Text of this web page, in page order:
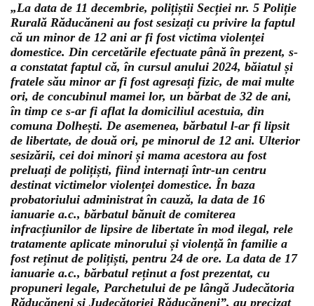
„La data de 11 decembrie, polițiștii Secției nr. 5 Poliție
Rurală Răducăneni au fost sesizați cu privire la faptul
că un minor de 12 ani ar fi fost victima violenței
domestice. Din cercetările efectuate până în prezent, s-
a constatat faptul că, în cursul anului 2024, băiatul și
fratele său minor ar fi fost agresați fizic, de mai multe
ori, de concubinul mamei lor, un bărbat de 32 de ani,
în timp ce s-ar fi aflat la domiciliul acestuia, din
comuna Dolhești. De asemenea, bărbatul l-ar fi lipsit
de libertate, de două ori, pe minorul de 12 ani. Ulterior
sesizării, cei doi minori și mama acestora au fost
preluați de polițiști, fiind internați într-un centru
destinat victimelor violenței domestice. În baza
probatoriului administrat în cauză, la data de 16
ianuarie a.c., bărbatul bănuit de comiterea
infracțiunilor de lipsire de libertate în mod ilegal, rele
tratamente aplicate minorului și violență în familie a
fost reținut de polițiști, pentru 24 de ore. La data de 17
ianuarie a.c., bărbatul reținut a fost prezentat, cu
propuneri legale, Parchetului de pe lângă Judecătoria
Răducăneni și Judecătoriei Răducăneni”, au precizat